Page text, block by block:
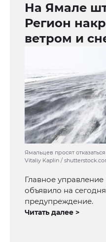
На Ямале
Регион
ветром и
Ямальцев просят
Vitaliy Kaplin /
Главное
объявило на
предупреждение.
Читать далее >